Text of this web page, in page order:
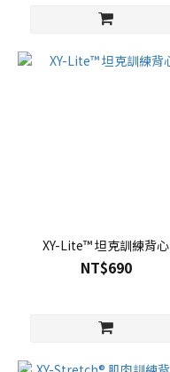
XY-Lite™ 坦克訓練背心
NT$690